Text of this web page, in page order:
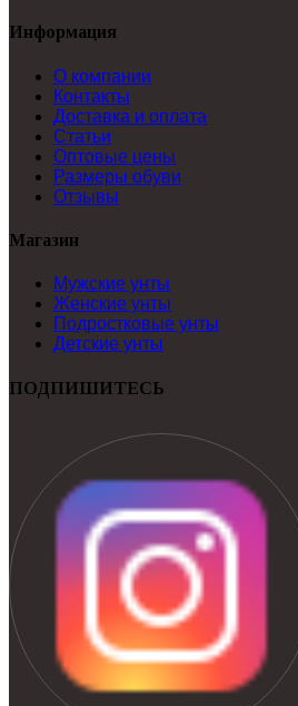
Информация
О компании
Контакты
Доставка и оплата
Статьи
Оптовые цены
Размеры обуви
Отзывы
Магазин
Мужские унты
Женские унты
Подростковые унты
Детские унты
ПОДПИШИТЕСЬ